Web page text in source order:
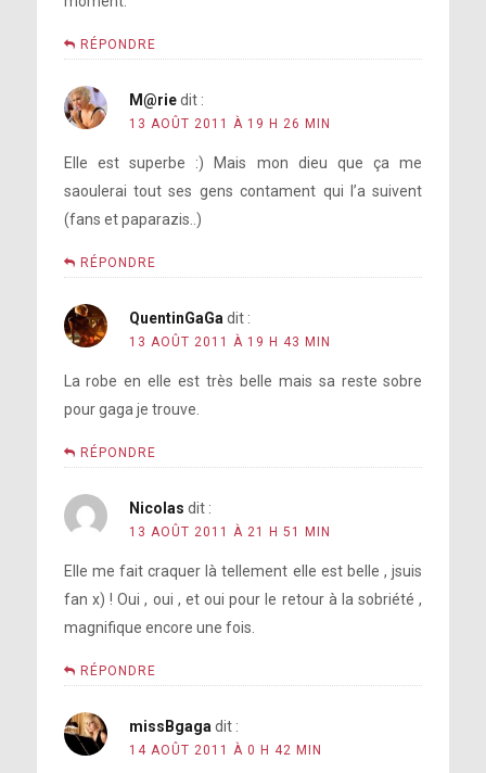
RÉPONDRE
M@rie dit :
13 AOÛT 2011 À 19 H 26 MIN
Elle est superbe :) Mais mon dieu que ça me
saoulerai tout ses gens contament qui l’a suivent
(fans et paparazis..)
RÉPONDRE
QuentinGaGa dit :
13 AOÛT 2011 À 19 H 43 MIN
La robe en elle est très belle mais sa reste sobre
pour gaga je trouve.
RÉPONDRE
Nicolas dit :
13 AOÛT 2011 À 21 H 51 MIN
Elle me fait craquer là tellement elle est belle , jsuis
fan x) ! Oui , oui , et oui pour le retour à la sobriété ,
magnifique encore une fois.
RÉPONDRE
missBgaga dit :
14 AOÛT 2011 À 0 H 42 MIN